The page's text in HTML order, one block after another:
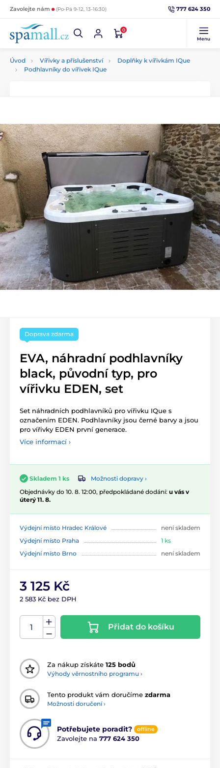
Zavolejte nám (Po-Pá 9-12, 13-16:30) 777 624 350
0
Menu
Úvod Vířivky a příslušenství
Doplňky k vířivkám IQue
Podhlavníky do vířivek IQue
Doprava zdarma
EVA, náhradní podhlavníky
black, původní typ, pro
vířivku EDEN, set
Set náhradních podhlavníků pro vířivku IQue s
označením EDEN. Podhlavníky jsou černé barvy a jsou
pro vířivky EDEN první generace.
Více informací ›
Skladem 1 ks
Možnosti dopravy ›
Objednávky do 10. 8. 12:00, předpokládané dodání: u vás v
úterý 11. 8.
Výdejní místo Hradec Králové
není skladem
Výdejní místo Praha
1 ks
Výdejní místo Brno
není skladem
3 125 Kč
2 583 Kč bez DPH
Přidat do košíku
Za nákup získáte 125 bodů
Výhody věrnostního programu ›
Tento produkt vám doručíme zdarma
Možnosti doručení ›
Potřebujete poradit? offline
Zavolejte na 777 624 350